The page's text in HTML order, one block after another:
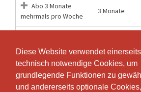
Diese Website verwendet einerseits
technisch notwendige Cookies, um
grundlegende Funktionen zu
und andererseits optionale
Diese Website verwendet einerseits
technisch notwendige Cookies, um
grundlegende Funktionen zu
und andererseits optionale
Abo 3 Monate
mehrmals pro Woche
3 Monate
einmal pro Woche
Abo 6 Monate
mehrmals pro Woche
6 Monate